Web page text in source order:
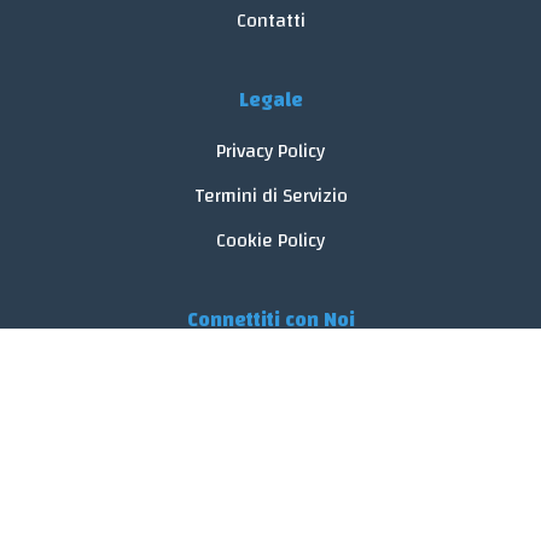
Contatti
Legale
Privacy Policy
Termini di Servizio
Cookie Policy
Connettiti con Noi